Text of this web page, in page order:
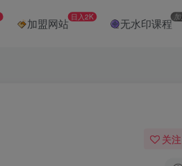
加盟网站 日入2K 无水印课程
关注